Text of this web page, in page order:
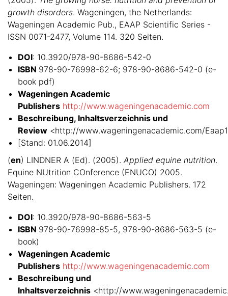
growth disorders. Wageningen, the Netherlands:
Wageningen Academic Pub., EAAP Scientific Series -
ISSN 0071-2477, Volume 114. 320 Seiten.
DOI: 10.3920/978-90-8686-542-0
ISBN 978-90-76998-62-6; 978-90-8686-542-0 (e-
book pdf)
Wageningen Academic
Publishers http://www.wageningenacademic.com
Beschreibung, Inhaltsverzeichnis und
Review <http://www.wageningenacademic.com/
[Stand: 01.06.2014]
(en) LINDNER A (Ed). (2005). Applied equine nutrition.
Equine NUtrition COnference (ENUCO) 2005.
Wageningen: Wageningen Academic Publishers. 172
Seiten.
DOI: 10.3920/978-90-8686-563-5
ISBN 978-90-76998-85-5, 978-90-8686-563-5 (e-
book)
Wageningen Academic
Publishers http://www.wageningenacademic.com
Beschreibung und
Inhaltsverzeichnis <http://